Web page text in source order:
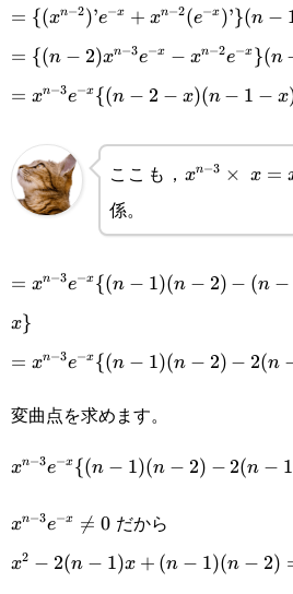
(x^{n-
2}e^{-
x})'(n-
(n^{n-
2}e^{-
1-x)’
=\
{(x^{n-
2})’e^{-
2}(e^{-
x})’\}(n-
x^{n-
2}e^{-x}
= {(xn−2)’e−x + xn−2(e−x)’}(n −
=\{(n-
2)x^{n-
x}-
x^{n-
x}\}(n-
1-x)-
x^{n-
= {(n − 2)xn−3e−x − xn−2e−x }(n
=x^{n-
x}\
{(n-2-
x)-x\}
= xn−3e−x{(n − 2 − x)(n − 1 − x
ここも， x^{n-
xn−3 × x =
係。
=x^{n-
3}e^{-
x}\{(n-
1)x+x^2-
x\}
= xn−3e−x{(n − 1)(n − 2) − (n −
x}
=x^{n-
2)-2(n-
1)x+x^2\}
= xn−3e−x{(n − 1)(n − 2) − 2(n
変曲点を求めます。
x^{n-3}e^{-
1)x+x^2\}=0
xn−3e−x{(n − 1)(n − 2) − 2(n − 1
x^{n-
3}e^{-
xn−3e−x 
= 0だから
x^2-
x2 − 2(n − 1)x + (n − 1)(n − 2)